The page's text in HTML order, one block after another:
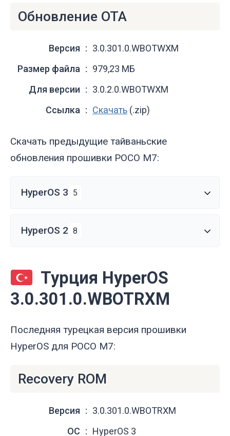
Обновление OTA
Версия
3.0.301.0.WBOTWXM
Размер файла
979,23 МБ
Для версии
3.0.2.0.WBOTWXM
Ссылка
Скачать (.zip)
Скачать предыдущие тайваньские
обновления прошивки POCO M7:
HyperOS 3 5
HyperOS 2 8
Турция HyperOS
3.0.301.0.WBOTRXM
Последняя турецкая версия прошивки
HyperOS для POCO M7:
Recovery ROM
Версия
3.0.301.0.WBOTRXM
ОС
HyperOS 3